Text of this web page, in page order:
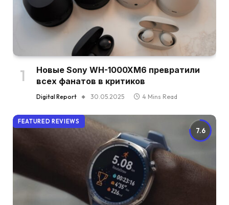
Новые Sony WH-1000XM6 превратили
всех фанатов в критиков
Digital Report 30.05.2025 4 Mins Read
7.6
FEATURED REVIEWS